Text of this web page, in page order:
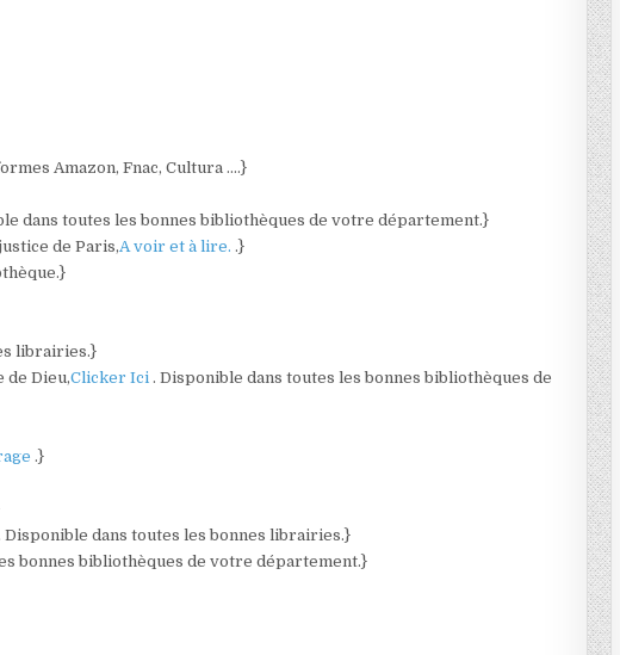
Amazon, Fnac, Cultura ….}
dans toutes les bonnes bibliothèques de votre département.}
de Paris,A voir et à lire..}
librairies.}
de Dieu,Clicker Ici. Disponible dans toutes les bonnes bibliothèques de
.}
Disponible dans toutes les bonnes librairies.}
bonnes bibliothèques de votre département.}